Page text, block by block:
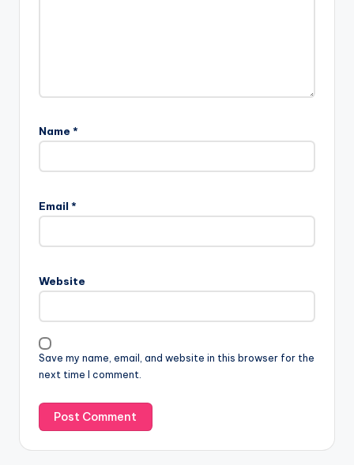
Name *
Email *
Website
Save my name, email, and website in this browser for the
next time I comment.